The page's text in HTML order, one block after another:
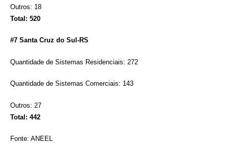
Outros: 18
Total: 520
#7 Santa Cruz do Sul-RS
Quantidade de Sistemas Residenciais: 272
Quantidade de Sistemas Comerciais: 143
Outros: 27
Total: 442
Fonte: ANEEL